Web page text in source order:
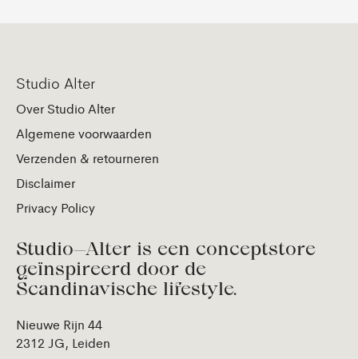
Studio Alter
Over Studio Alter
Algemene voorwaarden
Verzenden & retourneren
Disclaimer
Privacy Policy
Studio—Alter is een conceptstore
geïnspireerd door de
Scandinavische lifestyle.
Nieuwe Rijn 44
2312 JG, Leiden